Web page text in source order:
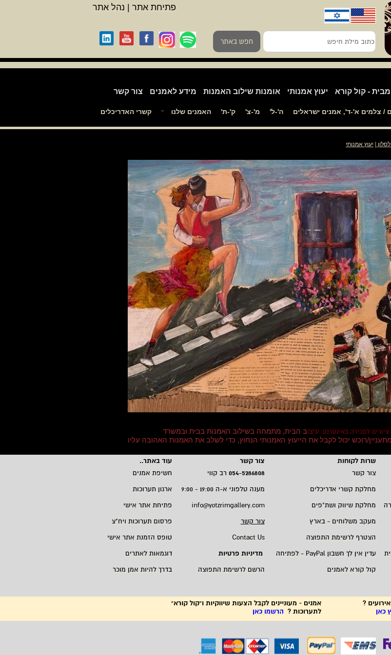
/ צלמים א'-ד', אמנים ישראלים ה'-ל' מ'-צ' ק'-ת' האמנים שלנו קשרי האדריכלים
- קול קורא יעוץ אמנותי אומנות שילוב האמנות מידע לאמנים צור קשר
פתיחת אתר נהל אתר
כתוב
מילת
חיפש
חפש באתר
יעוץ אמנותי
ציורים למכירה באינטרנט, עיצוב הבית, מתמחה בשילוב האמנות בבית ובמשרד
רוכש יכול לקבל את הייעוץ האמנותי הנחוץ, כדי לשלב את האמנות האהובה עליו
שרות לקוחות צור קשר עוד באתר..
צור קשר 054-5286808 רב קווי
חשיפת אמנים
מחלקת קשרי אדריכלים מענה טלפוני א-ה 19:00 - 9:00
ארגון תערוכות
מחלקת שיווק ושת"פים info@yotzrimgallery.com
פתיחת אתר אישי
מעקב משלוחים - בארץ צור קשר
פרסום תערוכות ויח"צ
הצטרף לרשימת התפוצה Contact Us
טופס הזמנת אתר אישי
עדין אין לך חשבון PayPal - לפתיחה מדיניות פרטיות
דוגמאות לאתרים
קול קורא לאמנים הרשם לרשימת התפוצה בדרך להיות אמן מוכר
?
כאן
אמנים - מעוניינים לקבל הצעות שיווקיות ו"קול קורא"
לתערוכות ? הרשמו כאן